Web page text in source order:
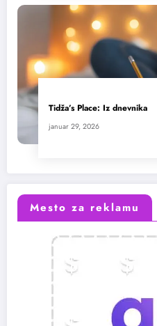
Tidža’s Place: Iz dnevnika
januar 29, 2026
Mesto za reklamu